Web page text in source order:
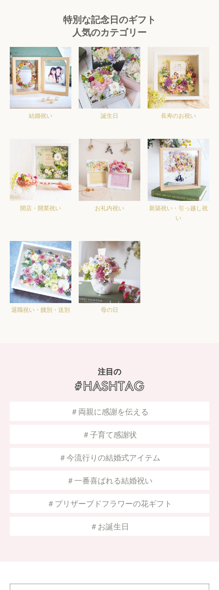
特別な記念日のギフト
人気のカテゴリー
結婚祝い 誕生日 長寿のお祝い
開店・開業祝い お礼内祝い
新築祝い・引っ越し祝
い
退職祝い・餞別・送別 母の日
注目の
＃両親に感謝を伝える
＃子育て感謝状
＃今流行りの結婚式アイテム
＃一番喜ばれる結婚祝い
＃プリザーブドフラワーの花ギフト
＃お誕生日